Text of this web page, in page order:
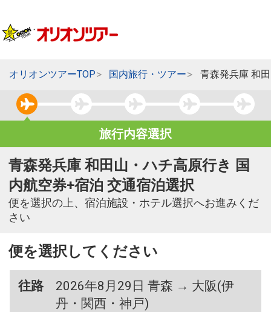
オリオンツアーTOP 国内旅行・ツアー 青森発兵庫 和
旅行内容選択
青森発兵庫 和田山・ハチ高原行き 国
内航空券+宿泊 交通宿泊選択
便を選択の上、宿泊施設・ホテル選択へお進みくだ
さい
便を選択してください
往路
2026年8月29日 青森 → 大阪(伊
丹・関西・神戸)